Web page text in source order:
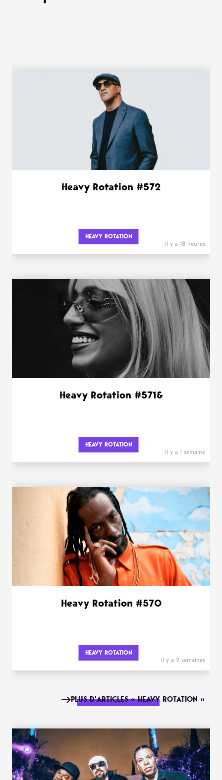
WANT MORE ?
Heavy Rotation #572
HEAVY ROTATION
il y a 18 heures
Heavy Rotation #571&
HEAVY ROTATION
il y a 1 semaine
Heavy Rotation #570
HEAVY ROTATION
il y a 2 semaines
PLUS D'ARTICLES « HEAVY ROTATION »